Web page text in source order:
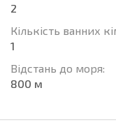
2
Кількість ванних
1
Відстань до моря:
800 м